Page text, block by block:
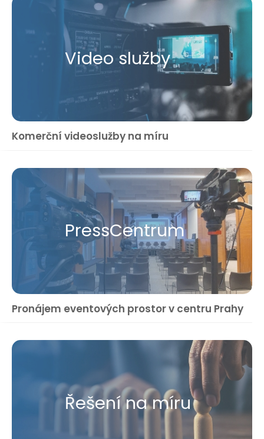
Video služby
Komerční videoslužby na míru
Press​Centrum
Pronájem eventových prostor v centru Prahy
Řešení na míru